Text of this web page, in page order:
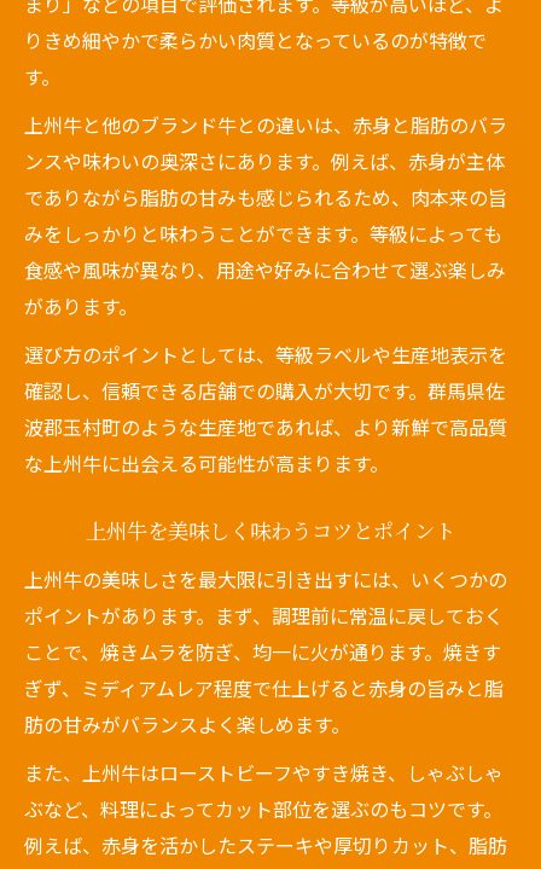
りきめ細やかで柔らかい肉質となっているのが特徴で
す。
上州牛と他のブランド牛との違いは、赤身と脂肪のバラ
ンスや味わいの奥深さにあります。例えば、赤身が主体
でありながら脂肪の甘みも感じられるため、肉本来の旨
みをしっかりと味わうことができます。等級によっても
食感や風味が異なり、用途や好みに合わせて選ぶ楽しみ
があります。
選び方のポイントとしては、等級ラベルや生産地表示を
確認し、信頼できる店舗での購入が大切です。群馬県佐
波郡玉村町のような生産地であれば、より新鮮で高品質
な上州牛に出会える可能性が高まります。
上州牛を美味しく味わうコツとポイント
上州牛の美味しさを最大限に引き出すには、いくつかの
ポイントがあります。まず、調理前に常温に戻しておく
ことで、焼きムラを防ぎ、均一に火が通ります。焼きす
ぎず、ミディアムレア程度で仕上げると赤身の旨みと脂
肪の甘みがバランスよく楽しめます。
また、上州牛はローストビーフやすき焼き、しゃぶしゃ
ぶなど、料理によってカット部位を選ぶのもコツです。
例えば、赤身を活かしたステーキや厚切りカット、脂肪